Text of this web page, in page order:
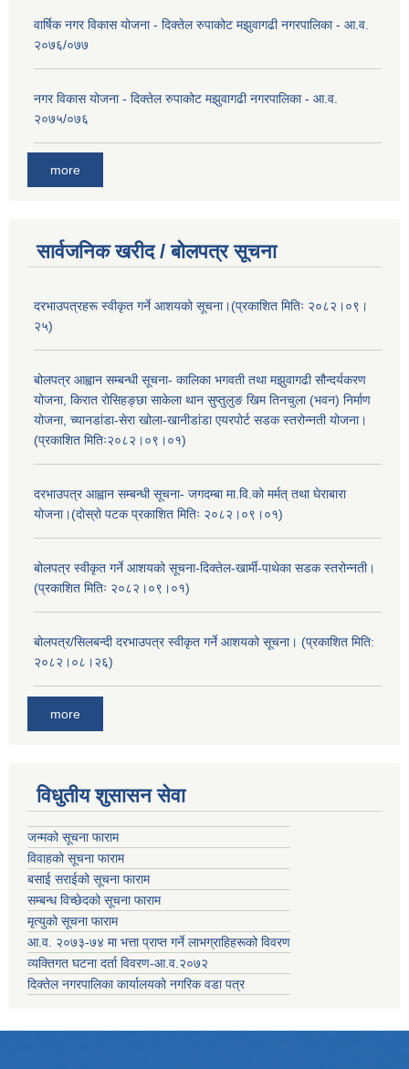
वार्षिक नगर विकास योजना - दिक्तेल रुपाकोट मझुवागढी नगरपालिका - आ.व.
२०७६/०७७
नगर विकास योजना - दिक्तेल रुपाकोट मझुवागढी नगरपालिका - आ.व.
२०७५/०७६
more
सार्वजनिक खरीद / बोलपत्र सूचना
दरभाउपत्रहरू स्वीकृत गर्ने आशयको सूचना।(प्रकाशित मितिः २०८२।०९।
२५)
बोलपत्र आह्वान सम्बन्धी सूचना- कालिका भगवती तथा मझुवागढी सौन्दर्यकरण
योजना, किरात रोसिहङ्छा साकेला थान सुप्तुलुङ खिम तिनचुला (भवन) निर्माण
योजना, च्यानडांडा-सेरा खोला-खानीडांडा एयरपोर्ट सडक स्तरोन्नती योजना।
(प्रकाशित मितिः२०८२।०९।०१)
दरभाउपत्र आह्वान सम्बन्धी सूचना- जगदम्बा मा.वि.को मर्मत् तथा घेराबारा
योजना।(दोस्रो पटक प्रकाशित मितिः २०८२।०९।०१)
बोलपत्र स्वीकृत गर्ने आशयको सूचना-दिक्तेल-खार्मी-पाथेका सडक स्तरोन्नती।
(प्रकाशित मितिः २०८२।०९।०१)
बोलपत्र/सिलबन्दी दरभाउपत्र स्वीकृत गर्ने आशयको सूचना। (प्रकाशित मिति:
२०८२।०८।२६)
more
विधुतीय शुसासन सेवा
जन्मको सूचना फाराम
विवाहको सूचना फाराम
बसाई सराईको सूचना फाराम
सम्बन्ध विच्छेदको सूचना फाराम
मृत्युको सूचना फाराम
आ.व. २०७३-७४ मा भत्ता प्राप्त गर्ने लाभग्राहिहरूको विवरण
व्यक्तिगत घटना दर्ता विवरण-आ.व.२०७२
दिक्तेल नगरपालिका कार्यालयको नगरिक वडा पत्र